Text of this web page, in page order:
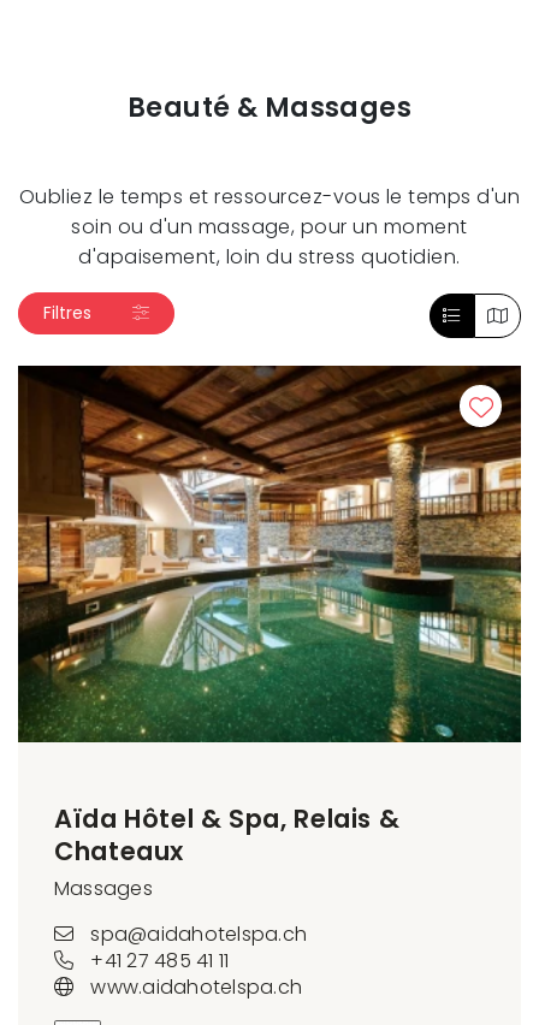
Beauté & Massages
Oubliez le temps et ressourcez-vous le temps d'un
soin ou d'un massage, pour un moment
d'apaisement, loin du stress quotidien.
Filtres
Aïda Hôtel & Spa, Relais &
Chateaux
Massages
spa@aidahotelspa.ch
+41 27 485 41 11
www.aidahotelspa.ch